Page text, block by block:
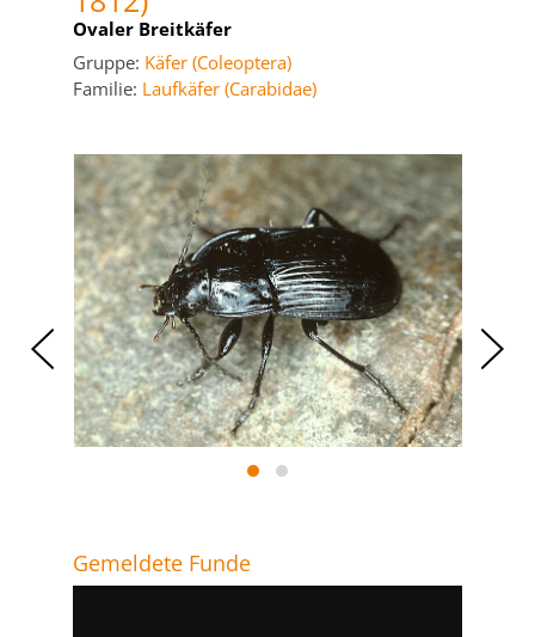
Ovaler Breitkäfer
Gruppe: Käfer (Coleoptera)
Familie: Laufkäfer (Carabidae)
‹
Gemeldete Funde